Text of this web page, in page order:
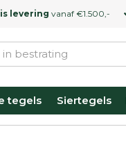
levering vanaf €1.500,-
tegels Siertegels